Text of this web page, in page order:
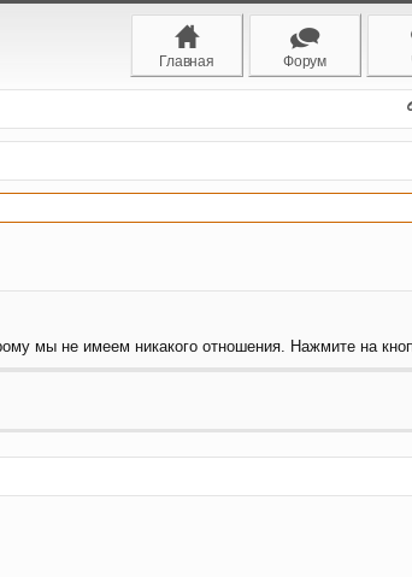
Главная Форум
мы не имеем никакого отношения. Нажмите на